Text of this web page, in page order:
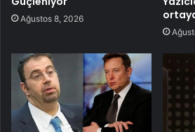
Ağustos 8, 2026